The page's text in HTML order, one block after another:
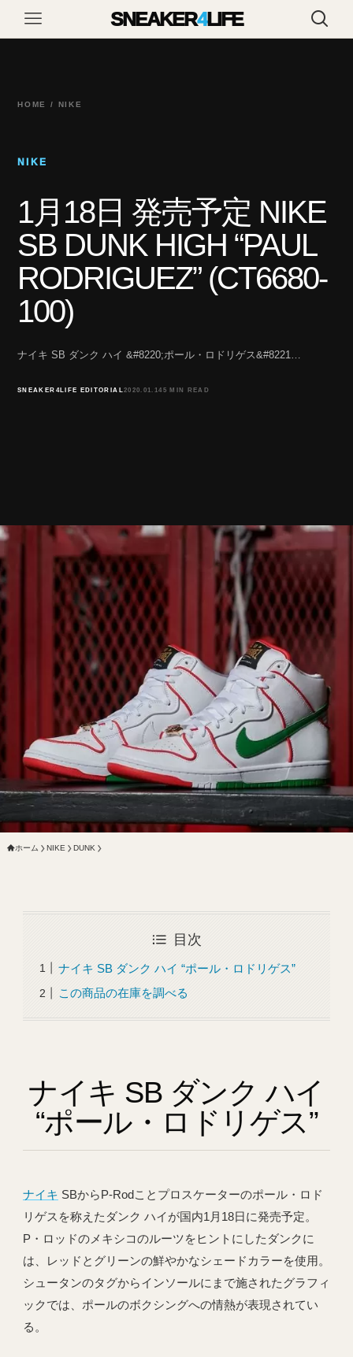
SNEAKER4LIFE
HOME / NIKE
NIKE
1月18日 発売予定 NIKE
SB DUNK HIGH “PAUL
RODRIGUEZ” (CT6680-
100)
ナイキ SB ダンク ハイ &#8220;ポール・ロドリゲス&#8221…
SNEAKER4LIFE EDITORIAL2020.01.145 MIN READ
ホーム NIKE DUNK
目次
ナイキ SB ダンク ハイ “ポール・ロドリゲス”
この商品の在庫を調べる
ナイキ SB ダンク ハイ
“ポール・ロドリゲス”
ナイキ SBからP-Rodことプロスケーターのポール・ロド
リゲスを称えたダンク ハイが国内1月18日に発売予定。
P・ロッドのメキシコのルーツをヒントにしたダンクに
は、レッドとグリーンの鮮やかなシェードカラーを使用。
シュータンのタグからインソールにまで施されたグラフィ
ックでは、ポールのボクシングへの情熱が表現されてい
る。